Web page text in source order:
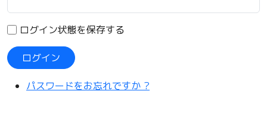
ログイン状態を保存する
ログイン
パスワードをお忘れですか ?